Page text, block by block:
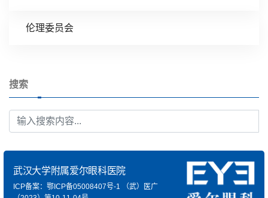
伦理委员会
搜索
武汉大学附属爱尔眼科医院
ICP备案：鄂ICP备05008407号-1 （武）医广